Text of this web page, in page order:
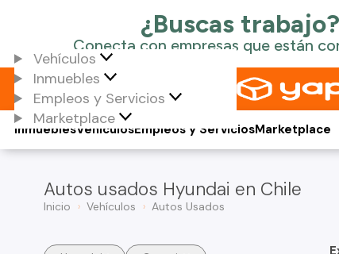
Vehículos
Inmuebles
Empleos y Servicios
Marketplace
Vehículos
Inmuebles Empleos y ServiciosMarketplace
Autos usados Hyundai en Chile
Inicio Vehículos Autos Usados